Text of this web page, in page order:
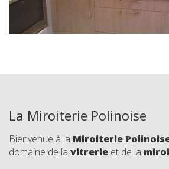
La Miroiterie Polinoise
Bienvenue à la Miroiterie
domaine de la vitrerie et de la